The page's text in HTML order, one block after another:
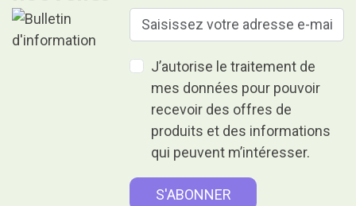
J’autorise le traitement de
mes données pour pouvoir
recevoir des offres de
produits et des informations
qui peuvent m’intéresser.